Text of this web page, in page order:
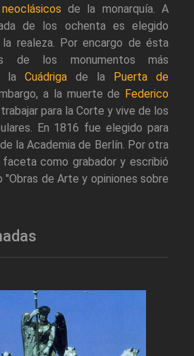
de la monarquía. A
de los ochenta es elegido
realeza. Por encargo de ésta
de los monumentos más
la Cuádriga de la
Puerta de
a la muerte de Federico
para la Corte y vive de los
En 1816 fue elegido para
la Academia de Berlín. Por otra
como grabador y escribió
"Obras de Arte y opiniones sobre